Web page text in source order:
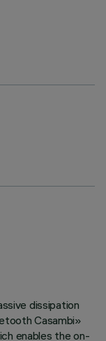
dissipation
Casambi»
enables the on-